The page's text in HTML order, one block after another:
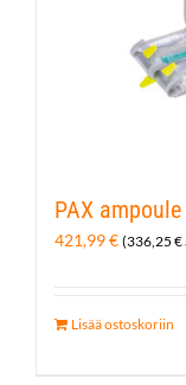
PAX
421,99€ (336,25 €
Lisää ostoskoriin